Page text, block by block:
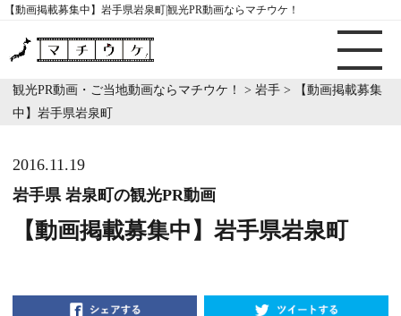
【動画掲載募集中】岩手県岩泉町|観光PR動画ならマチウケ！
観光PR動画・ご当地動画ならマチウケ！ > 岩手 >
【動画掲載募集
中】岩手県岩泉町
2016.11.19
岩手県 岩泉町の観光PR動画
【動画掲載募集中】岩手県岩泉町